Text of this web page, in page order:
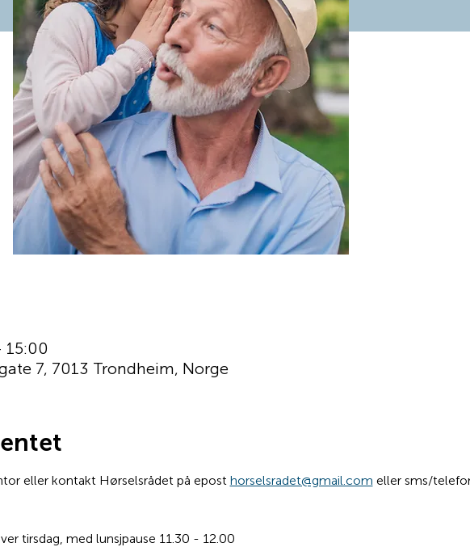
15:00
7, 7013 Trondheim, Norge
eller kontakt Hørselsrådet på epost horselsradet@gmail.com eller sms/
tirsdag, med lunsjpause 11.30 - 12.00